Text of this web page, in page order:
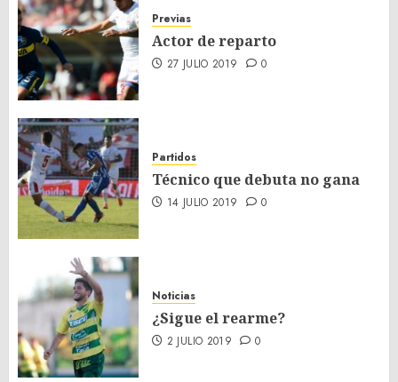
Previas
Actor de reparto
27 JULIO 2019 0
Partidos
Técnico que debuta no gana
14 JULIO 2019 0
Noticias
¿Sigue el rearme?
2 JULIO 2019 0